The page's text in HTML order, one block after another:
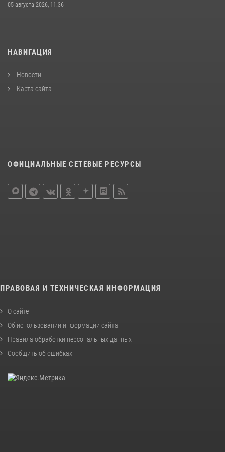
05 августа 2026, 11:36
НАВИГАЦИЯ
Новости
Карта сайта
ОФИЦИАЛЬНЫЕ СЕТЕВЫЕ РЕСУРСЫ
ПРАВОВАЯ И ТЕХНИЧЕСКАЯ ИНФОРМАЦИЯ
О сайте
Об использовании информации сайта
Правила обработки персональных данных
Сообщить об ошибках